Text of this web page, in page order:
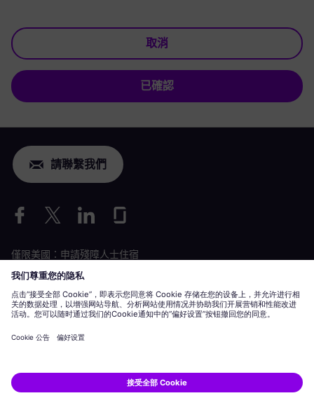
取消
已確認
請聯繫我們
僅限美國：申請殘障人士住宿
勞動條件申請
Siemens Energy 是 Siemens AG 授權的商標。